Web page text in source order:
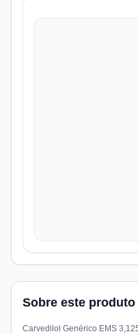
Sobre este produto
Carvedilol Genérico EMS